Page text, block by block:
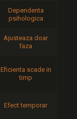
Dependenta
psihologica
Ajusteaza doar
faza
Eficienta scade in
timp
Efect temporar